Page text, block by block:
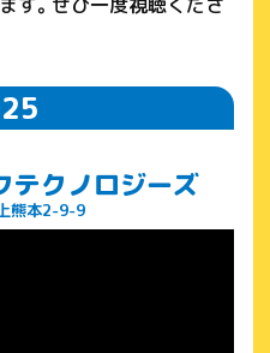
テクノロジーズ
熊本2-9-9